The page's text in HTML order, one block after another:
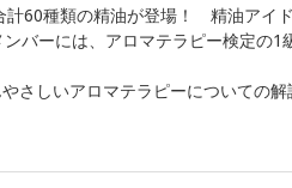
60種類の精油が登場！ 精油アイ
ーには、アロマテラピー検定の
しいアロマテラピーについての解